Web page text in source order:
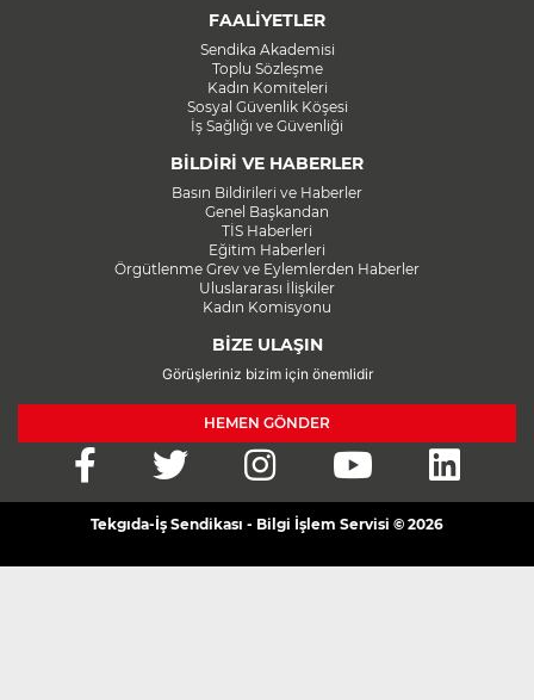
FAALİYETLER
Sendika Akademisi
Toplu Sözleşme
Kadın Komiteleri
Sosyal Güvenlik Köşesi
İş Sağlığı ve Güvenliği
BİLDİRİ VE HABERLER
Basın Bildirileri ve Haberler
Genel Başkandan
TİS Haberleri
Eğitim Haberleri
Örgütlenme Grev ve Eylemlerden Haberler
Uluslararası İlişkiler
Kadın Komisyonu
BİZE ULAŞIN
Görüşleriniz bizim için önemlidir
HEMEN GÖNDER
Tekgıda-İş Sendikası - Bilgi İşlem Servisi © 2026